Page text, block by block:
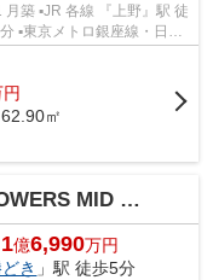
▪東京メトロ銀座線・日比
円
㎡
MID TOWER
1億6,990万円
き 」駅 徒歩5分